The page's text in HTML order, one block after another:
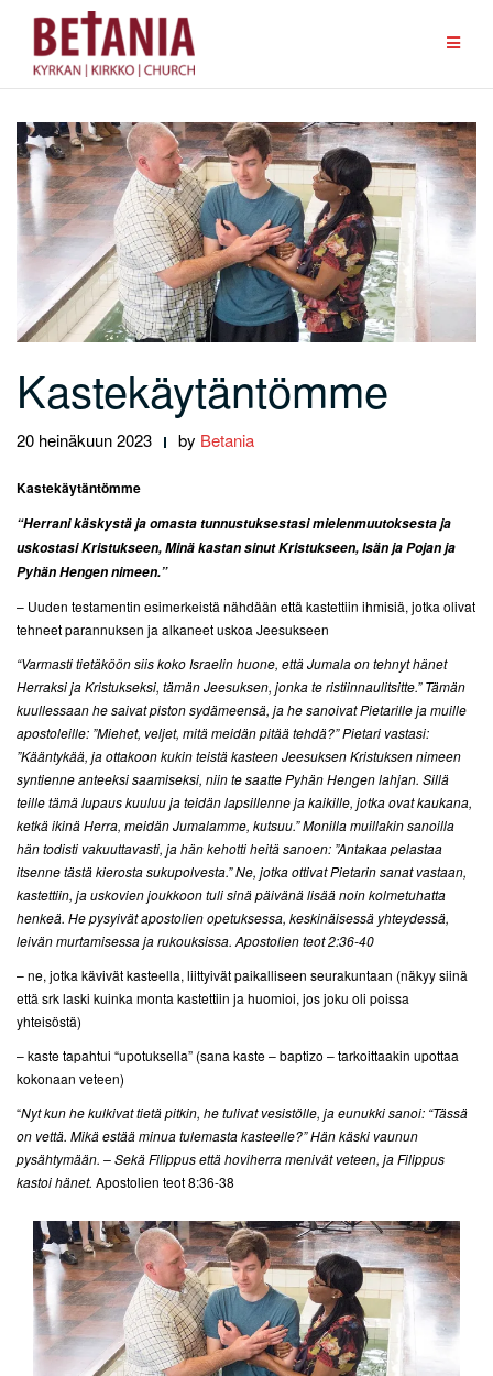
content
Kastekäytäntömme
20 heinäkuun 2023 by Betania
Kastekäytäntömme
“Herrani käskystä ja omasta tunnustuksestasi mielenmuutoksesta ja
uskostasi Kristukseen,Minä kastan sinut Kristukseen, Isän ja Pojan ja
Pyhän Hengen nimeen.”
– Uuden testamentin esimerkeistä nähdään että kastettiin ihmisiä, jotka olivat
tehneet parannuksen ja alkaneet uskoa Jeesukseen
“Varmasti tietäköön siis koko Israelin huone, että Jumala on tehnyt hänet
Herraksi ja Kristukseksi, tämän Jeesuksen, jonka te ristiinnaulitsitte.” Tämän
kuullessaan he saivat piston sydämeensä, ja he sanoivat Pietarille ja muille
apostoleille: ”Miehet, veljet, mitä meidän pitää tehdä?” Pietari vastasi:
”Kääntykää, ja ottakoon kukin teistä kasteen Jeesuksen Kristuksen nimeen
syntienne anteeksi saamiseksi, niin te saatte Pyhän Hengen lahjan. Sillä
teille tämä lupaus kuuluu ja teidän lapsillenne ja kaikille, jotka ovat kaukana,
ketkä ikinä Herra, meidän Jumalamme, kutsuu.” Monilla muillakin sanoilla
hän todisti vakuuttavasti, ja hän kehotti heitä sanoen: ”Antakaa pelastaa
itsenne tästä kierosta sukupolvesta.” Ne, jotka ottivat Pietarin sanat vastaan,
kastettiin, ja uskovien joukkoon tuli sinä päivänä lisää noin kolmetuhatta
henkeä. He pysyivät apostolien opetuksessa, keskinäisessä yhteydessä,
leivän murtamisessa ja rukouksissa. Apostolien teot 2:36-40
– ne, jotka kävivät kasteella, liittyivät paikalliseen seurakuntaan (näkyy siinä
että srk laski kuinka monta kastettiin ja huomioi, jos joku oli poissa
yhteisöstä)
– kaste tapahtui “upotuksella” (sana kaste – baptizo – tarkoittaakin upottaa
kokonaan veteen)
“Nyt kun he kulkivat tietä pitkin, he tulivat vesistölle, ja eunukki sanoi: “Tässä
on vettä. Mikä estää minua tulemasta kasteelle?” Hän käski vaunun
pysähtymään. – Sekä Filippus että hoviherra menivät veteen, ja Filippus
kastoi hänet. Apostolien teot 8:36-38